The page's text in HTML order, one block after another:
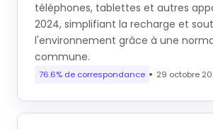
téléphones, tablettes et autres
2024, simplifiant la recharge et
l'environnement grâce à une
commune.
76.6% de correspondance 29 octobre